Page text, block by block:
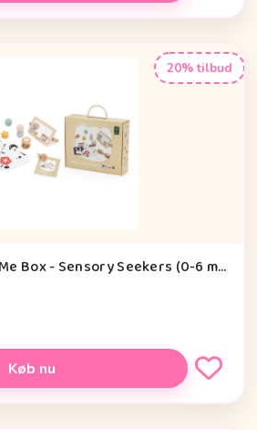
20% tilbud
Kid'oh Grow-With-Me Box - Sensory Seekers (0-6 mdr.)
Køb nu